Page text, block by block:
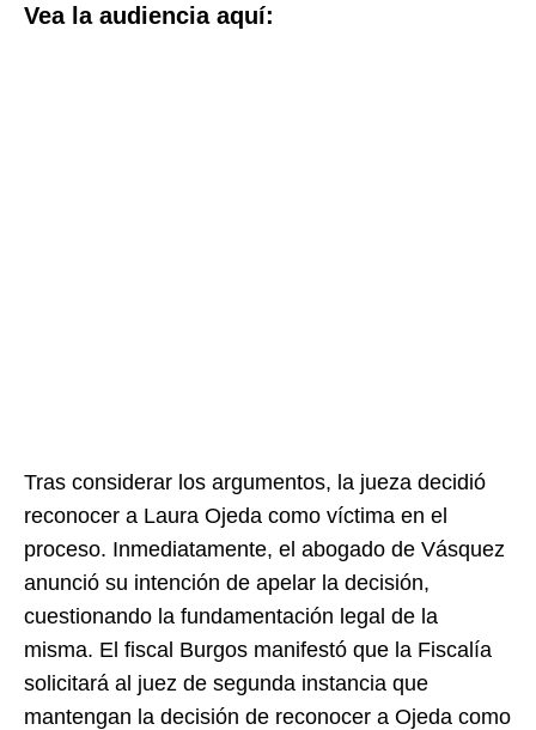
Vea la audiencia aquí:
Tras considerar los argumentos, la jueza decidió
reconocer a Laura Ojeda como víctima en el
proceso. Inmediatamente, el abogado de Vásquez
anunció su intención de apelar la decisión,
cuestionando la fundamentación legal de la
misma. El fiscal Burgos manifestó que la Fiscalía
solicitará al juez de segunda instancia que
mantengan la decisión de reconocer a Ojeda como